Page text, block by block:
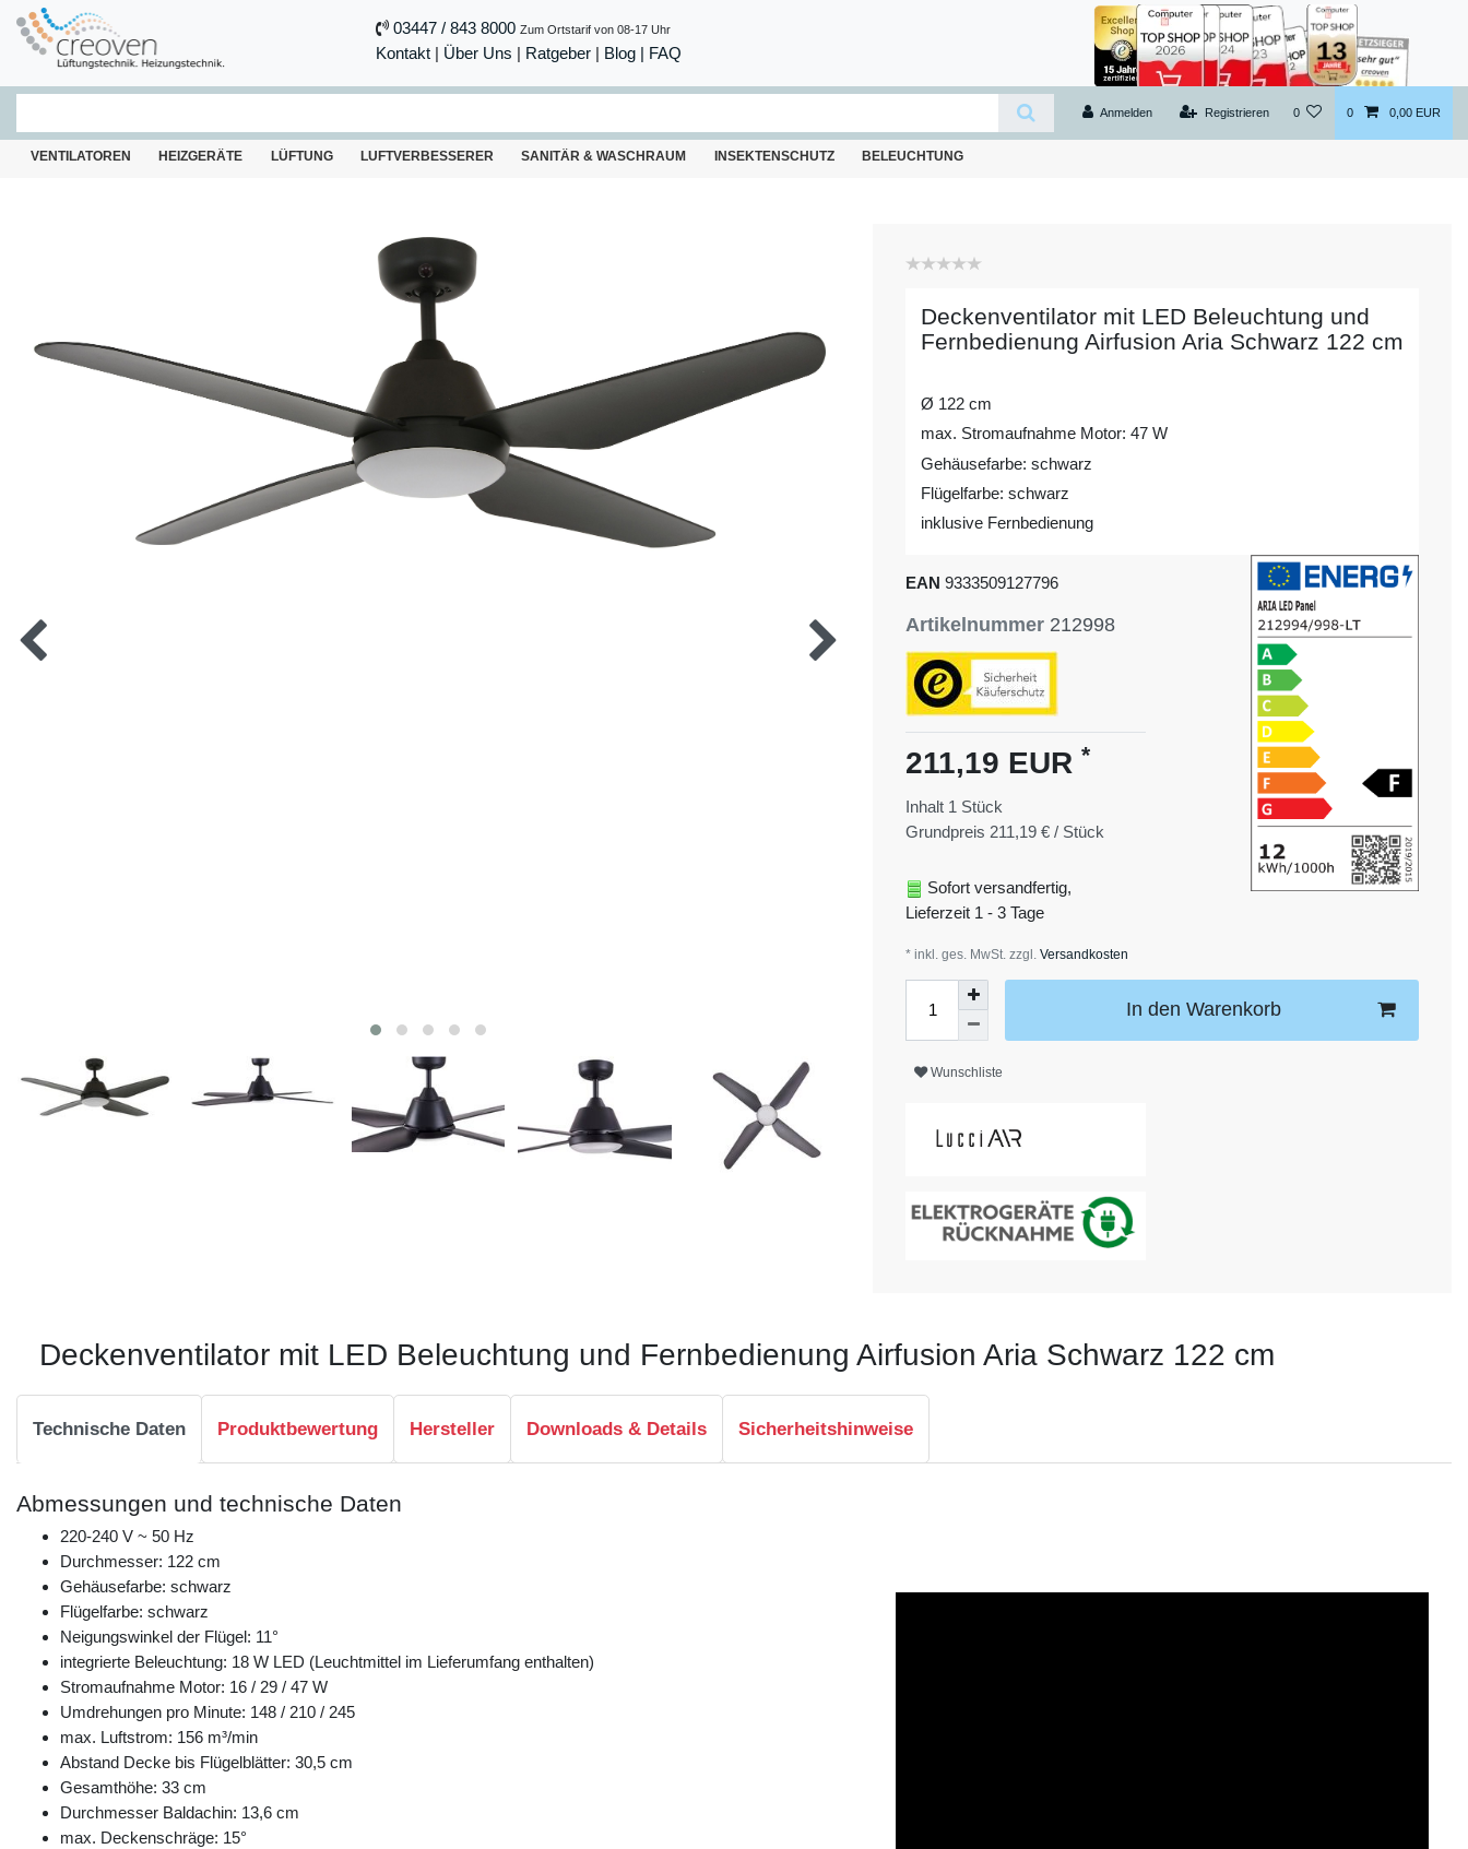
03447 / 843 8000 Zum Ortstarif von 08-17 Uhr
Kontakt| Über Uns | Ratgeber| Blog | FAQ
Anmelden Registrieren 0 0 0,00 EUR
VENTILATOREN HEIZGERÄTE LÜFTUNG LUFTVERBESSERER SANITÄR & WASCHRAUM INSEKTENSCHUTZ BELEUCHTUNG
Deckenventilator mit LED Beleuchtung und
Fernbedienung Airfusion Aria Schwarz 122 cm
Ø 122 cm
max. Stromaufnahme Motor: 47 W
Gehäusefarbe: schwarz
Flügelfarbe: schwarz
inklusive Fernbedienung
EAN 9333509127796
Artikelnummer 212998
211,19 EUR *
Inhalt 1 Stück
Grundpreis 211,19 € / Stück
Sofort versandfertig,
Lieferzeit 1 - 3 Tage
* inkl. ges. MwSt. zzgl. Versandkosten
In den Warenkorb
Wunschliste
Deckenventilator mit LED Beleuchtung und Fernbedienung Airfusion Aria Schwarz 122 cm
Technische Daten Produktbewertung Hersteller Downloads & Details Sicherheitshinweise
Abmessungen und technische Daten
220-240 V ~ 50 Hz
Durchmesser: 122 cm
Gehäusefarbe: schwarz
Flügelfarbe: schwarz
Neigungswinkel der Flügel: 11°
integrierte Beleuchtung: 18 W LED (Leuchtmittel im Lieferumfang enthalten)
Stromaufnahme Motor: 16 / 29 / 47 W
Umdrehungen pro Minute: 148 / 210 / 245
max. Luftstrom: 156 m³/min
Abstand Decke bis Flügelblätter: 30,5 cm
Gesamthöhe: 33 cm
Durchmesser Baldachin: 13,6 cm
max. Deckenschräge: 15°